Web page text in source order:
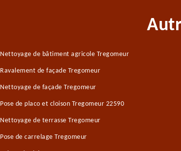
Nettoyage de bâtiment agricole Tregomeur
Ravalement de façade Tregomeur
Nettoyage de façade Tregomeur
Pose de placo et cloison Tregomeur 22590
Nettoyage de terrasse Tregomeur
Pose de carrelage Tregomeur